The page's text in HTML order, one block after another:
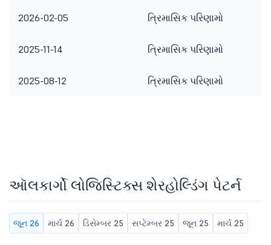
2026-02-05 ત્રિમાસિક પરિણામો
2025-11-14 ત્રિમાસિક પરિણામો
2025-08-12 ત્રિમાસિક પરિણામો
ઑલકાર્ગો લોજિસ્ટિક્સ શેરહોલ્ડિંગ પેટર્ન
જૂન 26 માર્ચ 26 ડિસેમ્બર 25 સપ્ટેમ્બર 25 જૂન 25 માર્ચ 25